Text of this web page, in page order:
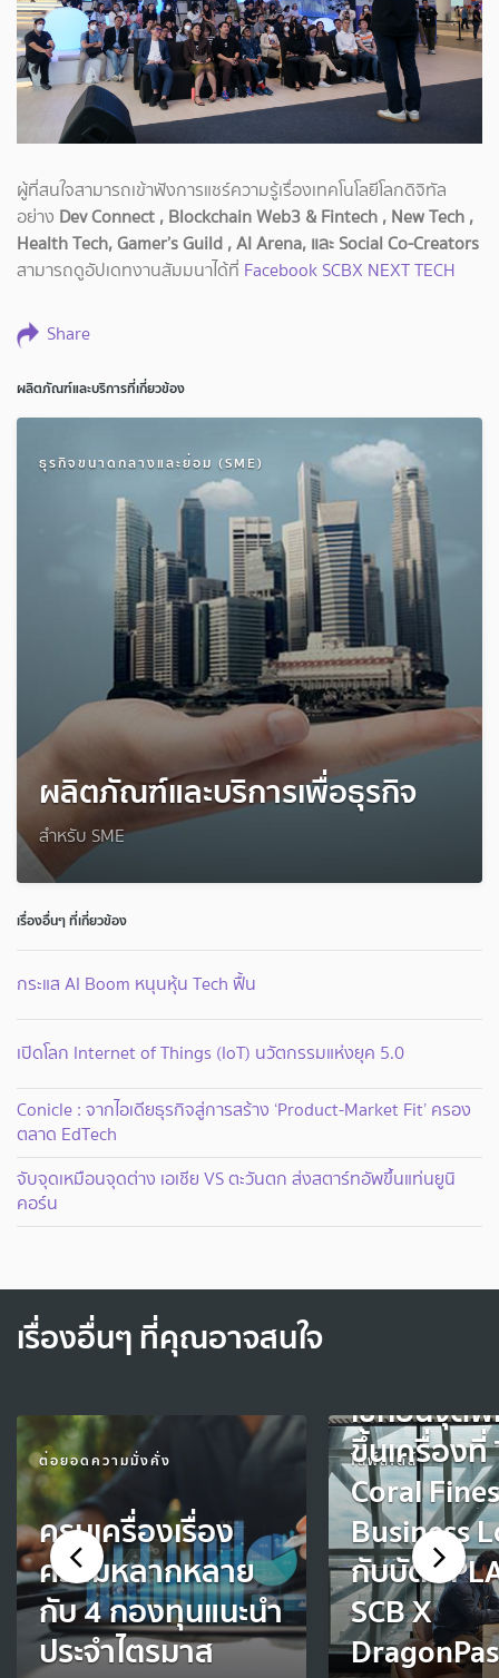
ผู้ที่สนใจสามารถเข้าฟังการแชร์ความรู้เรื่องเทคโนโลยีโลกดิจิทัล
อย่าง Dev Connect , Blockchain Web3 & Fintech , New Tech ,
Health Tech, Gamer’s Guild , AI Arena, และ Social Co-Creators
สามารถดูอัปเดทงานสัมมนาได้ที่ Facebook SCBX NEXT TECH
Share
ผลิตภัณฑ์และบริการที่เกี่ยวข้อง
ธุรกิจขนาดกลางและย่อม (SME)
ผลิตภัณฑ์และบริการเพื่อธุรกิจ
สำหรับ SME
เรื่องอื่นๆ ที่เกี่ยวข้อง
กระแส AI Boom หนุนหุ้น Tech ฟื้น
เปิดโลก Internet of Things (IoT) นวัตกรรมแห่งยุค 5.0
Conicle : จากไอเดียธุรกิจสู่การสร้าง ‘Product-Market Fit’ ครอง
ตลาด EdTech
จับจุดเหมือนจุดต่าง เอเชีย VS ตะวันตก ส่งสตาร์ทอัพขึ้นแท่นยูนิ
คอร์น
เรื่องอื่นๆ ที่คุณอาจสนใจ
ต่อยอดความมั่งคั่ง
ครบเครื่องเรื่อง
ความหลากหลาย
กับ 4 กองทุนแนะนำ
ประจำไตรมาส
ไลฟ์สไตล์
เช็กอินจุด
ขึ้นเครื่องที่
Coral
Business
กับบัตร
SCB X